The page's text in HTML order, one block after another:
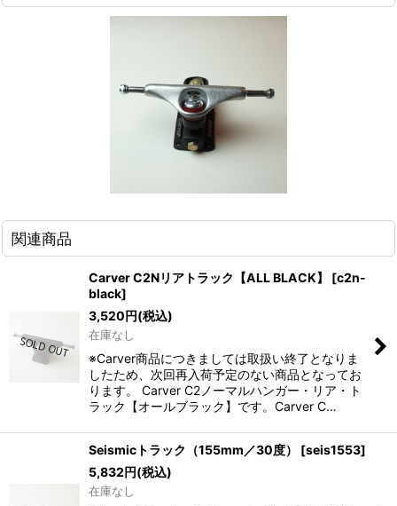
関連商品
Carver C2Nリアトラック【ALL BLACK】 [c2n-
black]
3,520円(税込)
在庫なし
※Carver商品につきましては取扱い終了となりま
したため、次回再入荷予定のない商品となってお
ります。 Carver C2ノーマルハンガー・リア・ト
ラック【オールブラック】です。Carver C…
Seismicトラック（155mm／30度） [seis1553]
5,832円(税込)
在庫なし